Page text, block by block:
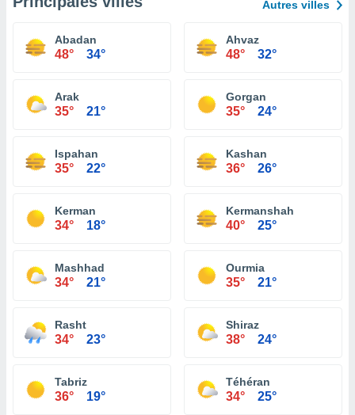
Autres villes
Abadan
48° 34°
Ahvaz
48° 32°
Arak
35° 21°
Gorgan
35° 24°
Ispahan
35° 22°
Kashan
36° 26°
Kerman
34° 18°
Kermanshah
40° 25°
Mashhad
34° 21°
Ourmia
35° 21°
Rasht
34° 23°
Shiraz
38° 24°
Tabriz
36° 19°
Téhéran
34° 25°